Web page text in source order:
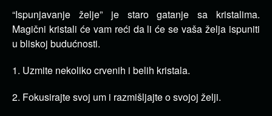
“Ispunjavanje želje” je staro gatanje sa kristalima.
Magični kristali će vam reći da li će se vaša želja ispuniti
u bliskoj budućnosti.
1. Uzmite nekoliko crvenih i belih kristala.
2. Fokusirajte svoj um i razmišljajte o svojoj želji.